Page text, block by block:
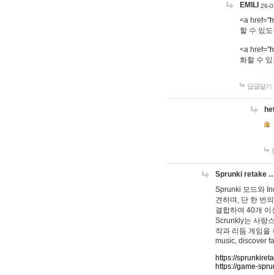
EMILI 26-
<a href="
할 수 있
<a href="
화할 수
답글달기
Sprunki retake
Sprunki 모드와
견하며, 단 한 번
결합하여 40개
Scrunkly는 사랑
작과 리듬 게임을
music, discover
https://
https://game-